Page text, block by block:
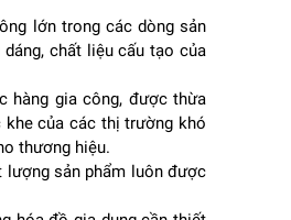
lớn trong các dòng sản
chất liệu cấu tạo của
hàng gia công, được thừa
của các thị trường khó
thương hiệu.
lượng sản phẩm luôn được